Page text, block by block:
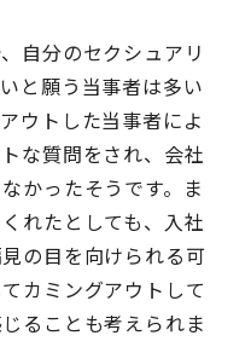
自分のセクシュアリ
と願う当事者は多い
ウトした当事者によ
な質問をされ、会社
かったそうです。ま
れたとしても、入社
の目を向けられる可
カミングアウトして
ることも考えられま